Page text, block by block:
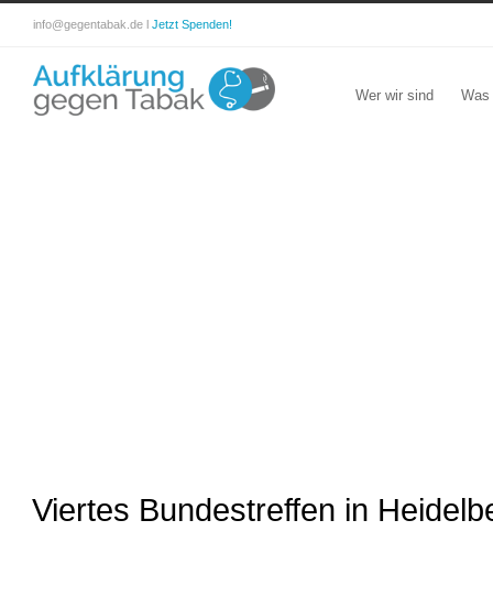
info@gegentabak.de l Jetzt Spenden!
Wer wir sind Was
Viertes Bundestreffen in